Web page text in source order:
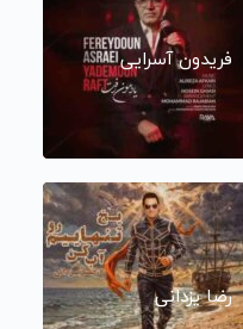
فریدون آسرایی
رضا یزدانی